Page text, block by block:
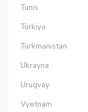
Tunis
Türkiyə
Türkmənistan
Ukrayna
Uruqvay
Vyetnam